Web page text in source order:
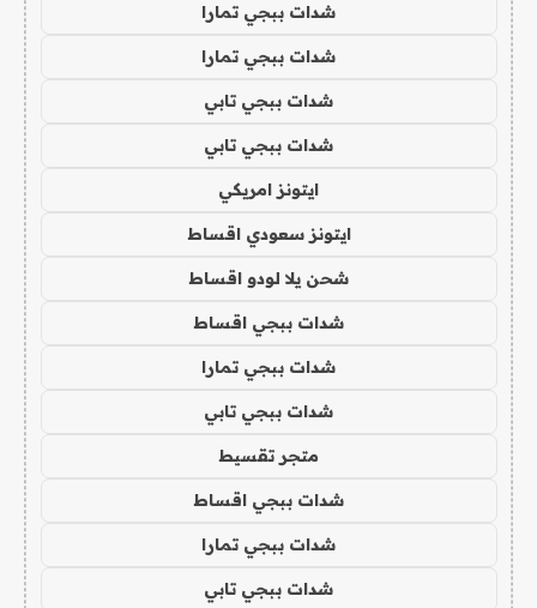
شدات ببجي تمارا
شدات ببجي تمارا
شدات ببجي تابي
شدات ببجي تابي
ايتونز امريكي
ايتونز سعودي اقساط
شحن يلا لودو اقساط
شدات ببجي اقساط
شدات ببجي تمارا
شدات ببجي تابي
متجر تقسيط
شدات ببجي اقساط
شدات ببجي تمارا
شدات ببجي تابي